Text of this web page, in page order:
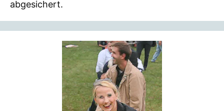
abgesichert.